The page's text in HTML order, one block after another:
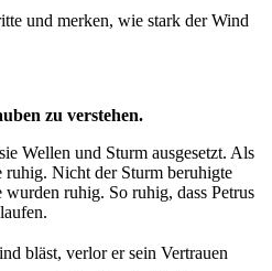
und merken, wie stark der Wind
zu verstehen.
Wellen und Sturm ausgesetzt. Als
ruhig. Nicht der Sturm beruhigte
ruhig. So ruhig, dass Petrus
bläst, verlor er sein Vertrauen 